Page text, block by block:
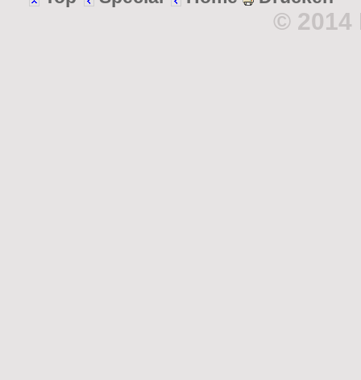
© 2014